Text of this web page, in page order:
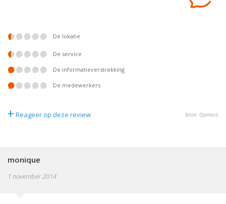
De lokatie
De service
De informatieverstrekking
De medewerkers
+ Reageer op deze review bron: Opiness
monique
1 november 2014